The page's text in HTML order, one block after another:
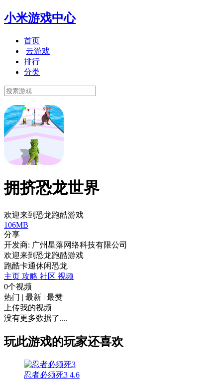
小米游戏中心
首页
云游戏
排行
分类
拥挤恐龙世界
欢迎来到恐龙跑酷游戏
106MB
分享
开发商: 广州星落网络科技有限公司
欢迎来到恐龙跑酷游戏
跑酷卡通休闲恐龙
主页 攻略 社区 视频
0个视频
热门 | 最新 | 最赞
上传我的视频
没有更多数据了....
玩此游戏的玩家还喜欢
忍者必须死3 4.6